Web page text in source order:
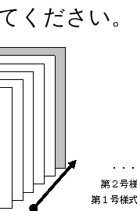
ください。